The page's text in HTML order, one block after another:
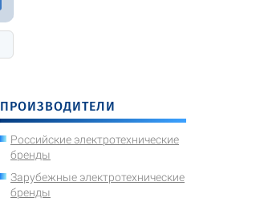
ПРОИЗВОДИТЕЛИ
Российские электротехнические
бренды
Зарубежные электротехнические
бренды